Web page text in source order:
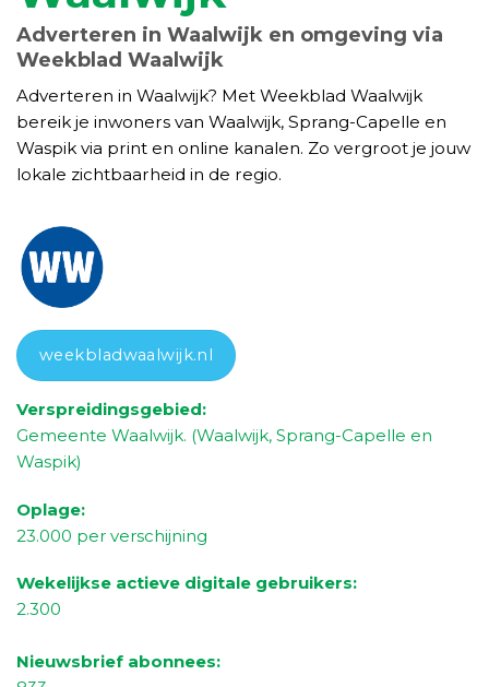
Adverteren in Waalwijk en omgeving via
Weekblad Waalwijk
Adverteren in Waalwijk? Met Weekblad Waalwijk
bereik je inwoners van Waalwijk, Sprang-Capelle en
Waspik via print en online kanalen. Zo vergroot je jouw
lokale zichtbaarheid in de regio.
weekbladwaalwijk.nl
Verspreidingsgebied:
Gemeente Waalwijk. (Waalwijk, Sprang-Capelle en
Waspik)
Oplage:
23.000 per verschijning
Wekelijkse actieve digitale gebruikers:
2.300
Nieuwsbrief abonnees: